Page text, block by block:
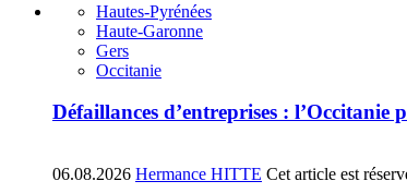
Hautes-Pyrénées
Haute-Garonne
Gers
Occitanie
Défaillances d’entreprises :
06.08.2026 Hermance HITTE Cet article est